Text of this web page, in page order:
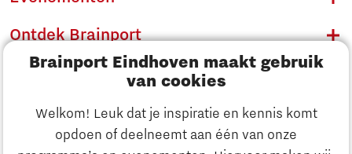
Brainport Eindhoven maakt gebruik
van cookies
Welkom! Leuk dat je inspiratie en kennis komt
opdoen of deelneemt aan één van onze
Ontdek Brainport
Innovatie
Ondernemen
Onderwijs